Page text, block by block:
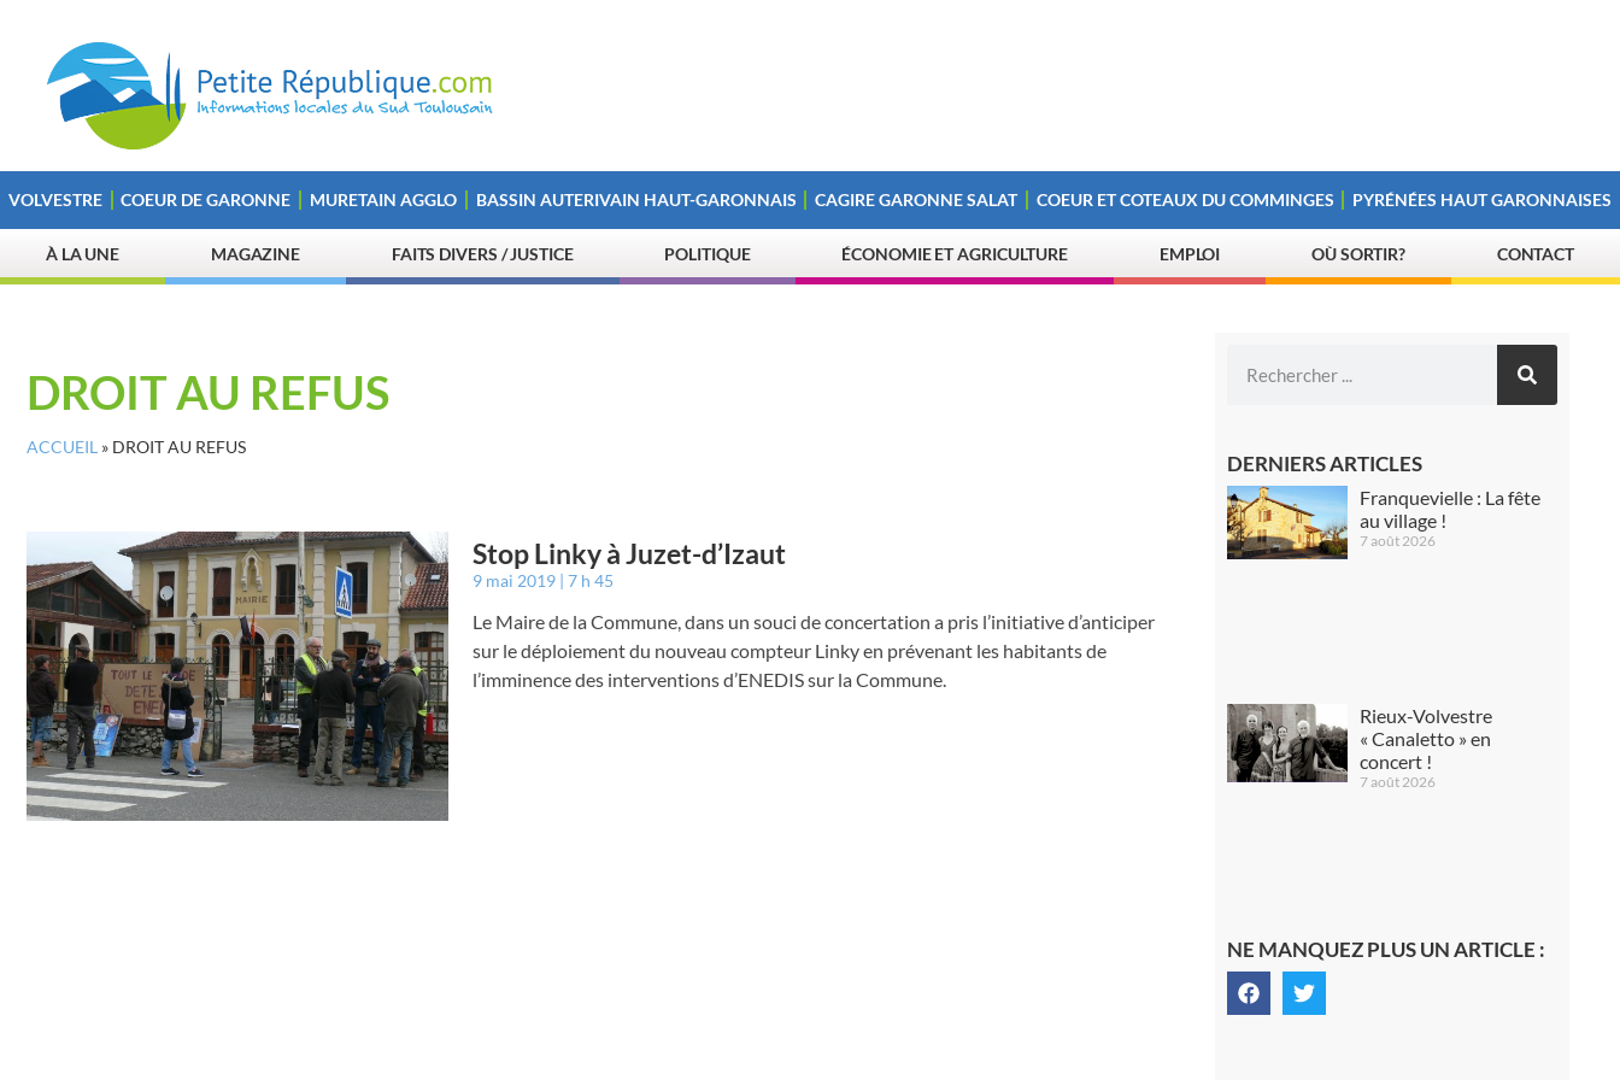
VOLVESTRE COEUR DE GARONNE MURETAIN AGGLO BASSIN AUTERIVAIN HAUT-GARONNAIS CAGIRE GARONNE SALAT COEUR ET COTEAUX DU COMMINGES PYRÉNÉES HAUT GARONNAISES
À LA UNE MAGAZINE FAITS DIVERS / JUSTICE POLITIQUE ÉCONOMIE ET AGRICULTURE EMPLOI OÙ SORTIR? CONTACT
DROIT AU REFUS
ACCUEIL » DROIT AU REFUS
Stop Linky à Juzet-d’Izaut
9 mai 2019 7 h 45
Le Maire de la Commune, dans un souci de concertation a pris l’initiative d’anticiper
sur le déploiement du nouveau compteur Linky en prévenant les habitants de
l’imminence des interventions d’ENEDIS sur la Commune.
DERNIERS ARTICLES
Franquevielle : La fête
au village !
7 août 2026
Rieux-Volvestre
« Canaletto » en
concert !
7 août 2026
NE MANQUEZ PLUS UN ARTICLE :